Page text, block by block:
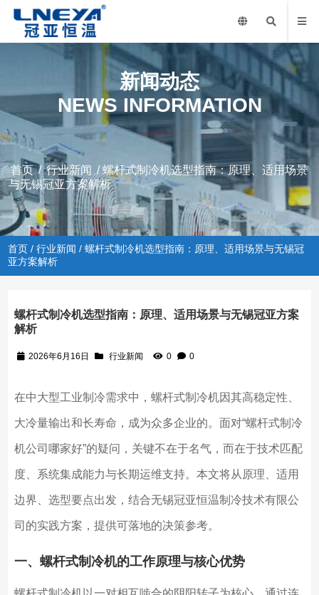
新闻动态
NEWS INFORMATION
首页/行业新闻 / 螺杆式制冷机选型指南：原理、适用场景
与无锡冠亚方案解析
首页 /行业新闻 / 螺杆式制冷机选型指南：原理、适用场景与无锡冠
亚方案解析
螺杆式制冷机选型指南：原理、适用场景与无锡冠亚方案
解析
2026年6月16日 行业新闻 0 0
在中大型工业制冷需求中，螺杆式制冷机因其高稳定性、
大冷量输出和长寿命，成为众多企业的。面对“螺杆式制冷
机公司哪家好”的疑问，关键不在于名气，而在于技术匹配
度、系统集成能力与长期运维支持。本文将从原理、适用
边界、选型要点出发，结合无锡冠亚恒温制冷技术有限公
司的实践方案，提供可落地的决策参考。
一、螺杆式制冷机的工作原理与核心优势